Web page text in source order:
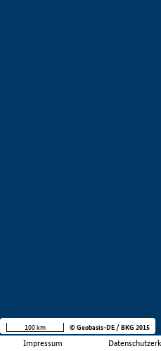
Impressum
100 km © Geobasis-DE / BKG 2015